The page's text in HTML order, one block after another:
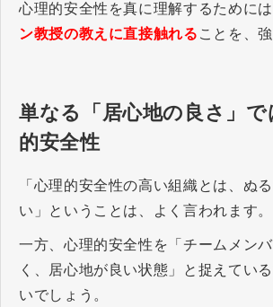
心理的安全性を真に理解するためには
ン教授の教えに直接触れる ことを、
単なる「居心地の良さ」で
的安全性
「心理的安全性の高い組織とは、ぬ
い」ということは、よく言われます。
一方、心理的安全性を「チームメン
く、居心地が良い状態」と捉えてい
いでしょう。